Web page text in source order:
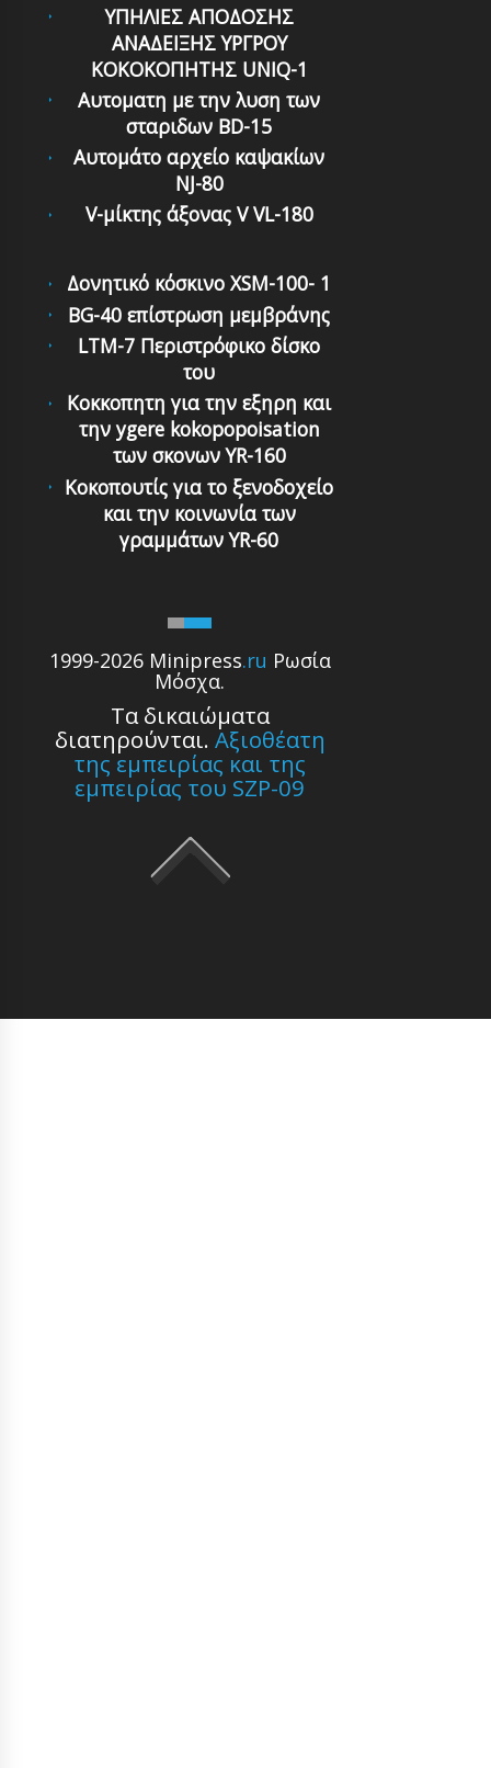
ΥΠΗΛΙΕΣ ΑΠΟΔΟΣΗΣ
ΑΝΑΔΕΙΞΗΣ ΥΡΓΡΟΥ
ΚΟΚΟΚΟΠΗΤΗΣ UNIQ-1
Αυτοματη με την λυση των
σταριδων BD-15
Αυτομάτο αρχείο καψακίων
NJ-80
V-μίκτης άξονας V VL-180
1999-2026 Minipress.ru Ρωσία
Μόσχα.
Τα δικαιώματα
διατηρούνται. Αξιοθέατη
της εμπειρίας και της
εμπειρίας του SZP-09
Δονητικό κόσκινο XSM-100- 1
BG-40 επίστρωση μεμβράνης
LTM-7 Περιστρόφικo δίσκο
τoυ
Κοκκοπητη για την εξηρη και
την ygere kokopopoisation
των σκονων YR-160
Κοκοπουτίς για το ξενοδοχείο
και την κοινωνία των
γραμμάτων YR-60